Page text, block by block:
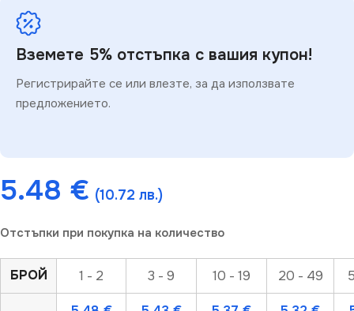
Вземете 5% отстъпка с вашия купон!
Регистрирайте се или влезте, за да използвате
предложението.
5.48 € (10.72 лв.)
Отстъпки при покупка на количество
БРОЙ 1 - 2 3 - 9 10 - 19 20 - 49